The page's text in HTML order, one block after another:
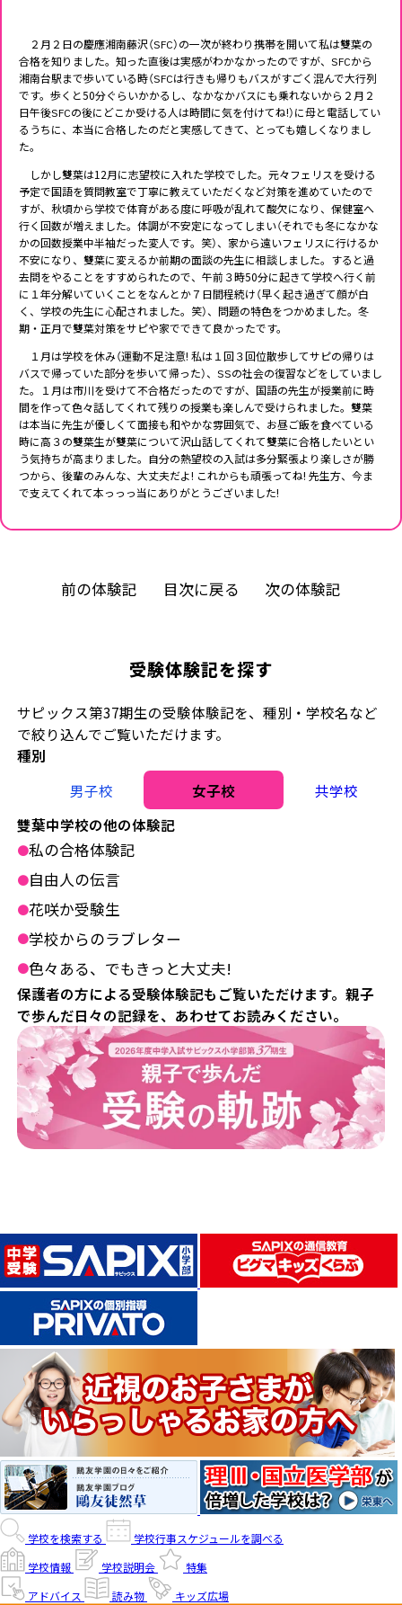
受験体験記を探す
サピックス第37期生の受験体験記を、種別・学校名など
で絞り込んでご覧いただけます。
種別
男子校
女子校
共学校
雙葉中学校の他の体験記
●私の合格体験記
●自由人の伝言
●花咲か受験生
●学校からのラブレター
●色々ある、でもきっと大丈夫!
保護者の方による受験体験記もご覧いただけます。親子
で歩んだ日々の記録を、あわせてお読みください。
２月２日の慶應湘南藤沢（SFC）の一次が終わり携帯を開いて私は雙葉の
合格を知りました。知った直後は実感がわかなかったのですが、SFCから
湘南台駅まで歩いている時（SFCは行きも帰りもバスがすごく混んで大行列
です。歩くと50分ぐらいかかるし、なかなかバスにも乗れないから２月２
日午後SFCの後にどこか受ける人は時間に気を付けてね!）に母と電話してい
るうちに、本当に合格したのだと実感してきて、とっても嬉しくなりまし
た。
しかし雙葉は12月に志望校に入れた学校でした。元々フェリスを受ける
予定で国語を質問教室で丁寧に教えていただくなど対策を進めていたので
すが、秋頃から学校で体育がある度に呼吸が乱れて酸欠になり、保健室へ
行く回数が増えました。体調が不安定になってしまい（それでも冬になかな
かの回数授業中半袖だった変人です。笑）、家から遠いフェリスに行けるか
不安になり、雙葉に変えるか前期の面談の先生に相談しました。すると過
去問をやることをすすめられたので、午前３時50分に起きて学校へ行く前
に１年分解いていくことをなんとか７日間程続け（早く起き過ぎて顔が白
く、学校の先生に心配されました。笑）、問題の特色をつかめました。冬
期・正月で雙葉対策をサピや家でできて良かったです。
１月は学校を休み（運動不足注意! 私は１回３回位散歩してサピの帰りは
バスで帰っていた部分を歩いて帰った）、SSの社会の復習などをしていまし
た。１月は市川を受けて不合格だったのですが、国語の先生が授業前に時
間を作って色々話してくれて残りの授業も楽しんで受けられました。雙葉
は本当に先生が優しくて面接も和やかな雰囲気で、お昼ご飯を食べている
時に高３の雙葉生が雙葉について沢山話してくれて雙葉に合格したいとい
う気持ちが高まりました。自分の熱望校の入試は多分緊張より楽しさが勝
つから、後輩のみんな、大丈夫だよ! これからも頑張ってね! 先生方、今ま
で支えてくれて本っっっ当にありがとうございました!
前の体験記 目次に戻る 次の体験記
学校を検索する
学校行事スケジュールを調べる
学校情報
学校説明会
特集
アドバイス
読み物
キッズ広場